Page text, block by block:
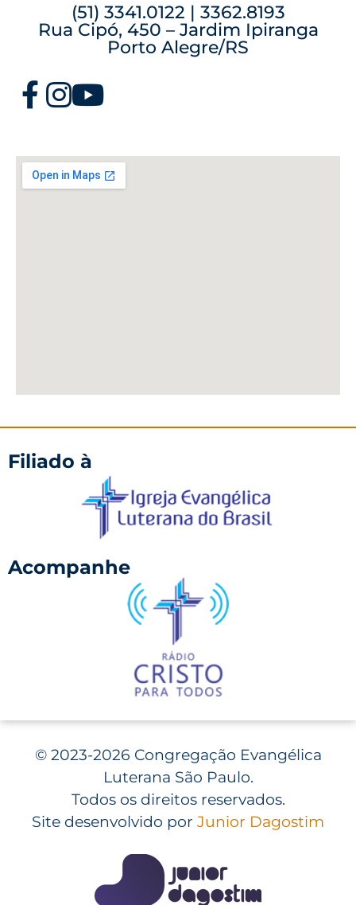
(51) 3341.0122 | 3362.8193
Rua Cipó, 450 – Jardim Ipiranga
Porto Alegre/RS
Filiado à
Acompanhe
©2023-2026 Congregação Evangélica
Luterana São Paulo.
Todos os direitos reservados.
Site desenvolvido por Junior Dagostim